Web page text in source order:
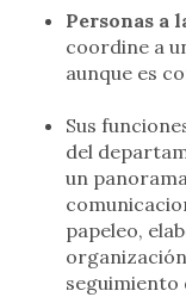
Personas a
coordine a
aunque es
Sus
del
un
papeleo,
seguimiento